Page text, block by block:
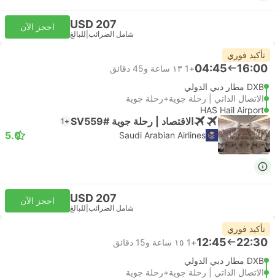
USD 207
شامل الضرائب للبالغ
احجز الآن
تأكيد فوري
16:00
04:45
+1
١٣ ساعة و‫45 دقائق
DXB مطار دبي الدولي
الاتصال الذاتي | رحلة جوية+رحلة جوية
HAS Hail Airport
الاقتصاد | رحلة جوية #SV559 +1
Saudi Arabian Airlines
5.0
USD 207
شامل الضرائب للبالغ
احجز الآن
تأكيد فوري
22:30
12:45
+1
١٥ ساعة و‫15 دقائق
DXB مطار دبي الدولي
الاتصال الذاتي | رحلة جوية+رحلة جوية